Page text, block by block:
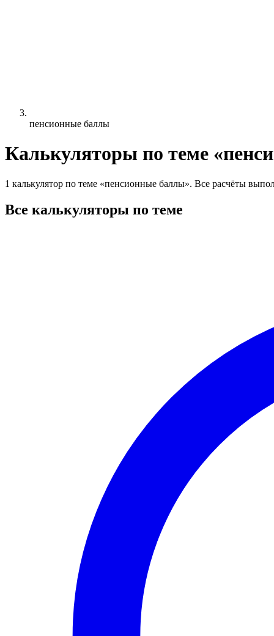
пенсионные баллы
Калькуляторы по теме
1 калькулятор по теме «пенсионные баллы». Все расчёты
Все калькуляторы по теме